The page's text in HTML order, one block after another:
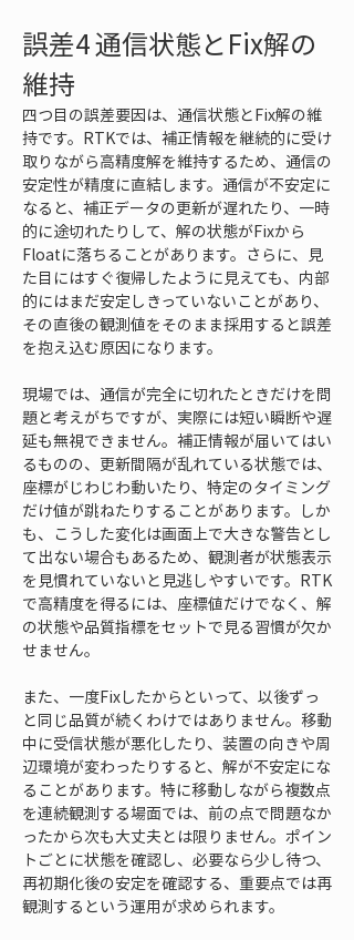
誤差4 通信状態とFix解の
維持
四つ目の誤差要因は、通信状態とFix解の維
持です。RTKでは、補正情報を継続的に受け
取りながら高精度解を維持するため、通信の
安定性が精度に直結します。通信が不安定に
なると、補正データの更新が遅れたり、一時
的に途切れたりして、解の状態がFixから
Floatに落ちることがあります。さらに、見
た目にはすぐ復帰したように見えても、内部
的にはまだ安定しきっていないことがあり、
その直後の観測値をそのまま採用すると誤差
を抱え込む原因になります。
現場では、通信が完全に切れたときだけを問
題と考えがちですが、実際には短い瞬断や遅
延も無視できません。補正情報が届いてはい
るものの、更新間隔が乱れている状態では、
座標がじわじわ動いたり、特定のタイミング
だけ値が跳ねたりすることがあります。しか
も、こうした変化は画面上で大きな警告とし
て出ない場合もあるため、観測者が状態表示
を見慣れていないと見逃しやすいです。RTK
で高精度を得るには、座標値だけでなく、解
の状態や品質指標をセットで見る習慣が欠か
せません。
また、一度Fixしたからといって、以後ずっ
と同じ品質が続くわけではありません。移動
中に受信状態が悪化したり、装置の向きや周
辺環境が変わったりすると、解が不安定にな
ることがあります。特に移動しながら複数点
を連続観測する場面では、前の点で問題なか
ったから次も大丈夫とは限りません。ポイン
トごとに状態を確認し、必要なら少し待つ、
再初期化後の安定を確認する、重要点では再
観測するという運用が求められます。